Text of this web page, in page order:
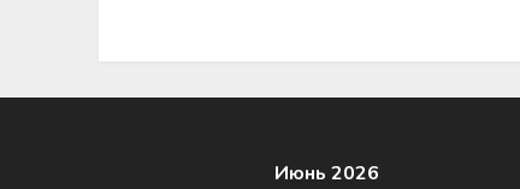
Июнь 2026